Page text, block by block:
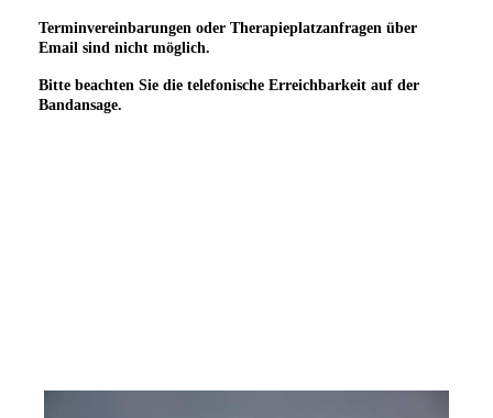
Terminvereinbarungen oder Therapieplatzanfragen über
Email sind nicht möglich.
Bitte beachten Sie die telefonische Erreichbarkeit auf der
Bandansage.